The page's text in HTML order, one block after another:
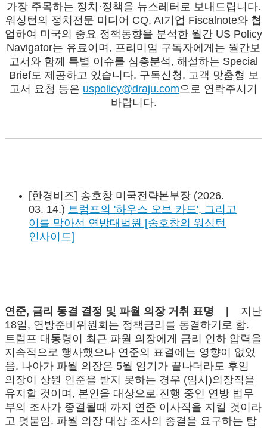
가장 주목하는 정치·정책을 뉴스레터로 보내드립니다.
워싱턴의 정치전문 미디어 CQ, AI기업 Fiscalnote와 협
업하여 미국의 중요 정책동향을 분석한 월간 US Policy
Navigator는 유료이며, 프리미엄 구독자에게는 월간보
고서와 함께 특별 이슈를 심층분석, 해설하는 Special
Brief도 제공하고 있습니다. 구독신청, 고객 맞춤형 보
고서 요청 등은 uspolicy@draju.com으로 연락주시기
바랍니다.
[한경비즈] 송호창 미국전략본부장 (2026.
03. 14.) 트럼프의 '하우스 오브 카드', 그리고
이를 막아선 연방대법원 [송호창의 워싱턴
인사이드]
연준, 금리 동결 결정 및 파월 의장 거취 표명 | 지난
18일, 연방준비위원회는 정책금리를 동결하기로 함.
트럼프 대통령이 최근 파월 의장에게 금리 인하 압력을
지속적으로 행사했으나 연준의 표결에는 영향이 없었
음. 나아가 파월 의장은 5월 임기가 끝나더라도 후임
의장이 상원 인준을 받지 못하는 경우 (임시)의장직을
유지할 것이며, 본인을 대상으로 진행 중인 연방 법무
부의 조사가 종결될때 까지 연준 이사직을 지킬 것이라
고 덧붙임. 파월 의장 대상 조사의 종결을 요구하는 탐